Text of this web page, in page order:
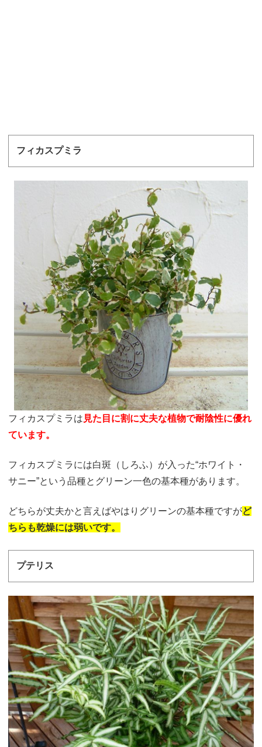
フィカスプミラ
フィカスプミラは 見た目に割に丈夫な植物で耐陰性に優れ
ています。
フィカスプミラには白斑（しろふ）が入った“ホワイト・
サニー”という品種とグリーン一色の基本種があります。
どちらが丈夫かと言えばやはりグリーンの基本種ですがど
ちらも乾燥には弱いです。
プテリス